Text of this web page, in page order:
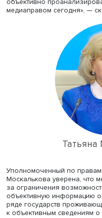
Ректор ВШЭ Никита
участникам
последние годы
новостные агрегаторы,
адаптироваться и
технологические
международный
объективно
медиаправом сегодня»,